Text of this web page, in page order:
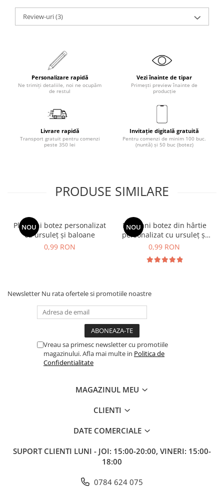
Review-uri(3)
Personalizare rapidă
Ne trimiți detaliile, noi ne ocupăm
de restul
Vezi înainte de tipar
Primești preview înainte de
producție
Livrare rapidă
Transport gratuit pentru comenzi
peste 350 lei
Invitație digitală gratuită
Pentru comenzi de minim 100 buc.
(nuntă) și 50 buc (botez)
PRODUSE SIMILARE
NOU
Plic bani botez personalizat
cu ursuleț și baloane
0,99 RON
NOU
Plic bani botez din hârtie
personalizat cu ursuleț și
baloane
0,99 RON
Newsletter Nu rata ofertele si promotiile noastre
Vreau sa primesc newsletter cu promotiile
magazinului. Afla mai multe in Politica de
Confidentialitate
MAGAZINUL MEU
CLIENTI
DATE COMERCIALE
SUPORT CLIENTI LUNI - JOI: 15:00-20:00, VINERI: 15:00-
18:00
0784 624 075